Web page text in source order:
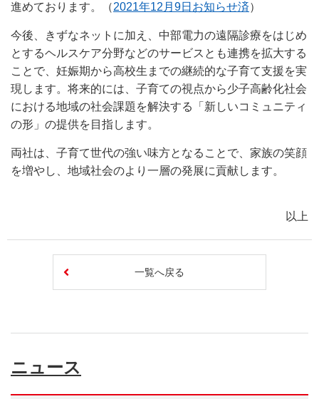
進めております。（2021年12月9日お知らせ済）
今後、きずなネットに加え、中部電力の遠隔診療をはじめ
とするヘルスケア分野などのサービスとも連携を拡大する
ことで、妊娠期から高校生までの継続的な子育て支援を実
現します。将来的には、子育ての視点から少子高齢化社会
における地域の社会課題を解決する「新しいコミュニティ
の形」の提供を目指します。
両社は、子育て世代の強い味方となることで、家族の笑顔
を増やし、地域社会のより一層の発展に貢献します。
以上
一覧へ戻る
ニュース